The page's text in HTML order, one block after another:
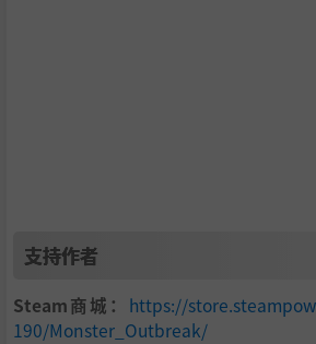
支持作者
Steam商城： https://
190/Monster_Outbreak/